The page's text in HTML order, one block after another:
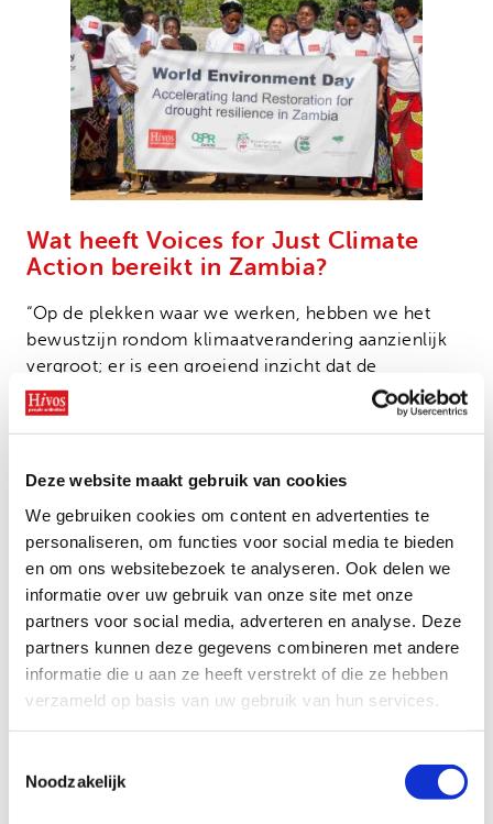
Deze website maakt gebruik van cookies
We gebruiken cookies om content en advertenties te
personaliseren, om functies voor social media te bieden
en om ons websitebezoek te analyseren. Ook delen we
informatie over uw gebruik van onze site met onze
partners voor social media, adverteren en analyse. Deze
partners kunnen deze gegevens combineren met andere
informatie die u aan ze heeft verstrekt of die ze hebben
verzameld op basis van uw gebruik van hun services.
Noodzakelijk
Wat heeft Voices for Just Climate
Action bereikt in Zambia?
“Op de plekken waar we werken, hebben we het
bewustzijn rondom klimaatverandering aanzienlijk
vergroot; er is een groeiend inzicht dat de
klimaatcrisis niet alleen milieuprobleem is, maar
ook een rechtsvaardigheidskwestie.
landbouwpraktijken helpen we gemeenschappen
om zich aan te passen aan de nieuwe
klimaatomstandigheden. Ook zorgen we voor
informatie over duurzamere hulpbronnen, zoals het
gebruik van twijgen in plaats van houtskool als
brandstof.
“Het meest trots ben ik misschien wel op hoe we
mensen ondersteunen om beter te lobbyen bij
manier de klimaatproblemen kunnen uitleggen waar
ze mee te maken hebben. Dit vergroot de kans op